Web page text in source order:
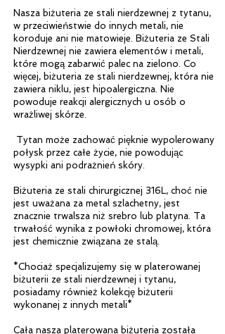
Nasza biżuteria ze stali nierdzewnej z tytanu,
w przeciwieństwie do innych metali, nie
koroduje ani nie matowieje. Biżuteria ze Stali
Nierdzewnej nie zawiera elementów i metali,
które mogą zabarwić palec na zielono. Co
więcej, biżuteria ze stali nierdzewnej, która nie
zawiera niklu, jest hipoalergiczna. Nie
powoduje reakcji alergicznych u osób o
wrażliwej skórze.
​ Tytan może zachować pięknie wypolerowany
połysk przez całe życie, nie powodując
wysypki ani podrażnień skóry.
Biżuteria ze stali chirurgicznej 316L, choć nie
jest uważana za metal szlachetny, jest
znacznie trwalsza niż srebro lub platyna. Ta
trwałość wynika z powłoki chromowej, która
jest chemicznie związana ze stalą.
*Chociaż specjalizujemy się w platerowanej
biżuterii ze stali nierdzewnej i tytanu,
posiadamy również kolekcję biżuterii
wykonanej z innych metali*
Cała nasza platerowana biżuteria została